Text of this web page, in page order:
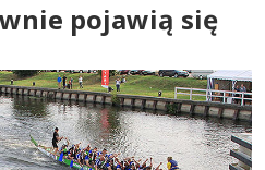
pojawią się